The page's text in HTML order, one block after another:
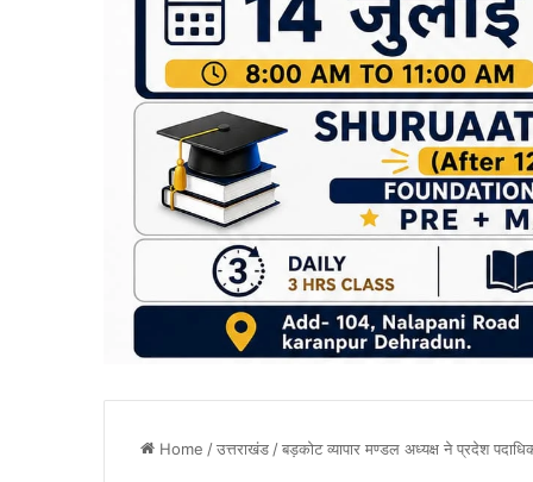
Home /उत्तराखंड/बड़कोट व्यापार मण्डल अध्यक्ष ने प्रदेश